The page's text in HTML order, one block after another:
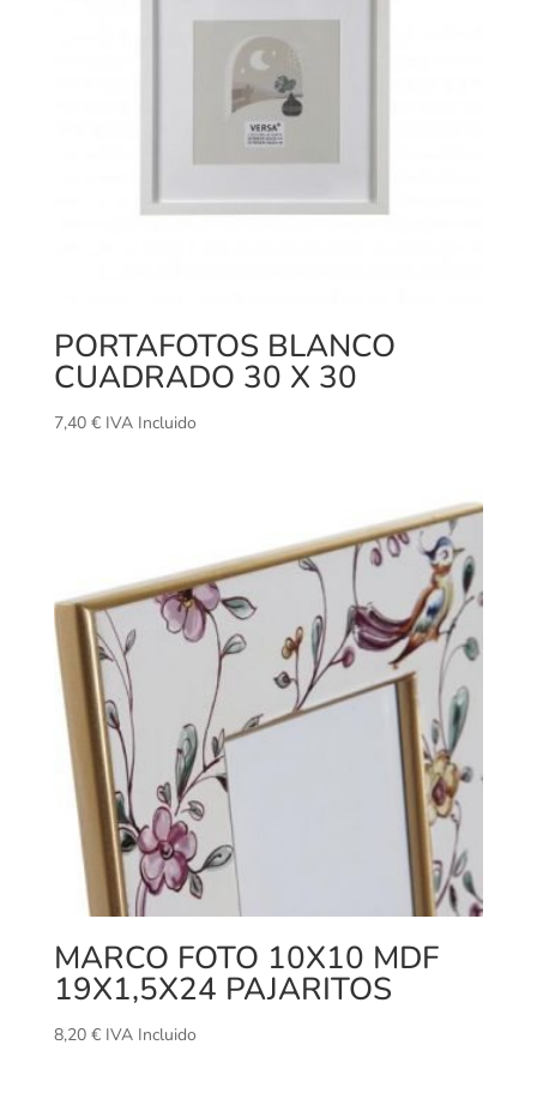
PORTAFOTOS BLANCO
CUADRADO 30 X 30
7,40 € IVA Incluido
MARCO FOTO 10X10 MDF
19X1,5X24 PAJARITOS
8,20 € IVA Incluido